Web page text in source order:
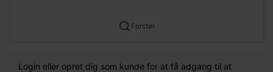
Forstør
Login eller opret dig som kunde for at få adgang til at